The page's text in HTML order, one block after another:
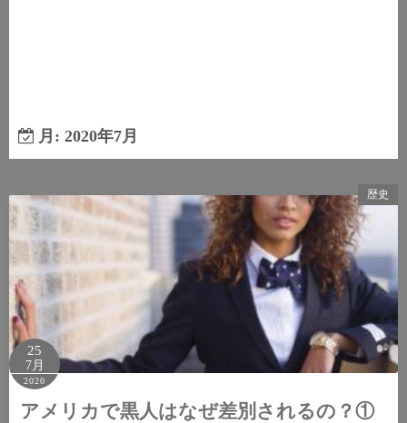
月: 2020年7月
歴史
25
7月
2020
アメリカで黒人はなぜ差別されるの？①